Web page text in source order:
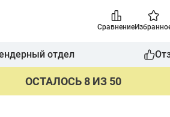
Сравнение
отдел
ОСТАЛОСЬ 8 ИЗ 50